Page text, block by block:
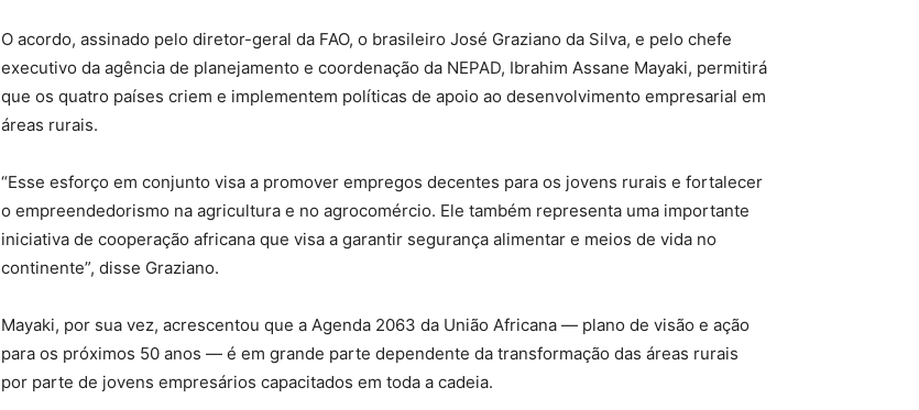
O acordo, assinado pelo diretor-geral da FAO, o brasileiro José Graziano da Silva, e pelo chefe
executivo da agência de planejamento e coordenação da NEPAD, Ibrahim Assane Mayaki, permitirá
que os quatro países criem e implementem políticas de apoio ao desenvolvimento empresarial em
áreas rurais.
“Esse esforço em conjunto visa a promover empregos decentes para os jovens rurais e fortalecer
o empreendedorismo na agricultura e no agrocomércio. Ele também representa uma importante
iniciativa de cooperação africana que visa a garantir segurança alimentar e meios de vida no
continente”, disse Graziano.
Mayaki, por sua vez, acrescentou que a Agenda 2063 da União Africana — plano de visão e ação
para os próximos 50 anos — é em grande parte dependente da transformação das áreas rurais
por parte de jovens empresários capacitados em toda a cadeia.